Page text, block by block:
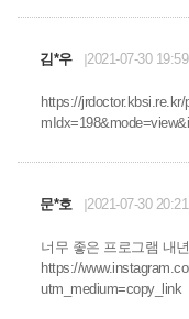
김*우 2021-07-30
https://jrdoctor.kbsi.re.kr/
문*호 2021-07-30
너무 좋은 프로그램 내
https://
utm_medium=copy_link